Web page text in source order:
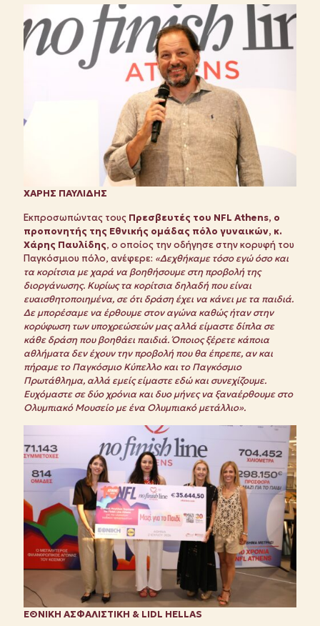
ΧΑΡΗΣ ΠΑΥΛΙΔΗΣ
Εκπροσωπώντας τους Πρεσβευτές του NFL Athens, ο
προπονητής της Εθνικής ομάδας πόλο γυναικών, κ.
Χάρης Παυλίδης, ο οποίος την οδήγησε στην κορυφή του
Παγκόσμιου πόλο, ανέφερε: «Δεχθήκαμε τόσο εγώ όσο και
τα κορίτσια με χαρά να βοηθήσουμε στη προβολή της
διοργάνωσης. Κυρίως τα κορίτσια δηλαδή που είναι
ευαισθητοποιημένα, σε ότι δράση έχει να κάνει με τα παιδιά.
Δε μπορέσαμε να έρθουμε στον αγώνα καθώς ήταν στην
κορύφωση των υποχρεώσεών μας αλλά είμαστε δίπλα σε
κάθε δράση που βοηθάει παιδιά. Όποιος ξέρετε κάποια
αθλήματα δεν έχουν την προβολή που θα έπρεπε, αν και
πήραμε το Παγκόσμιο Κύπελλο και το Παγκόσμιο
Πρωτάθλημα, αλλά εμείς είμαστε εδώ και συνεχίζουμε.
Ευχόμαστε σε δύο χρόνια και δυο μήνες να ξαναέρθουμε στο
Ολυμπιακό Μουσείο με ένα Ολυμπιακό μετάλλιο».
ΕΘΝΙΚΗ ΑΣΦΑΛΙΣΤΙΚΗ & LIDL HELLAS